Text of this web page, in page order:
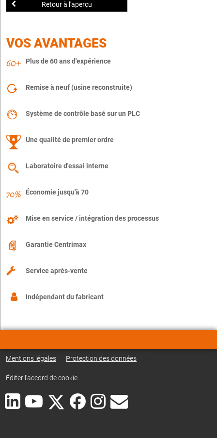
Retour à l'aperçu
VOS AVANTAGES
Plus de 60 ans d'expérience
Remise à neuf (usine reconstruite)
Système de contrôle basé sur un PLC
Une qualité de premier ordre
Laboratoire d'essai interne
Économie jusqu'à 70
Mise en service / intégration des processus
Garantie Centrimax
Service après-vente
Indépendant du fabricant
Mentions légales Protection des données |
Éditer l'accord de cookie